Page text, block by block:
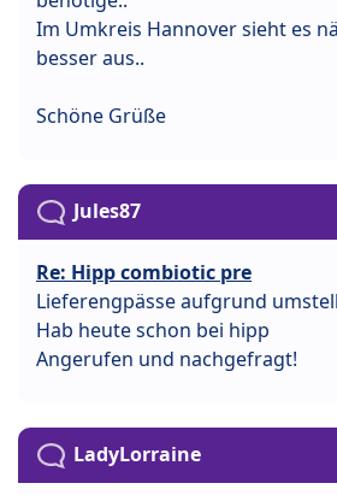
Im Umkreis Hannover sieht es
besser aus..
Schöne Grüße
Jules87
Re: Hipp combiotic pre
Lieferengpässe aufgrund
Hab heute schon bei hipp
Angerufen und nachgefragt!
LadyLorraine